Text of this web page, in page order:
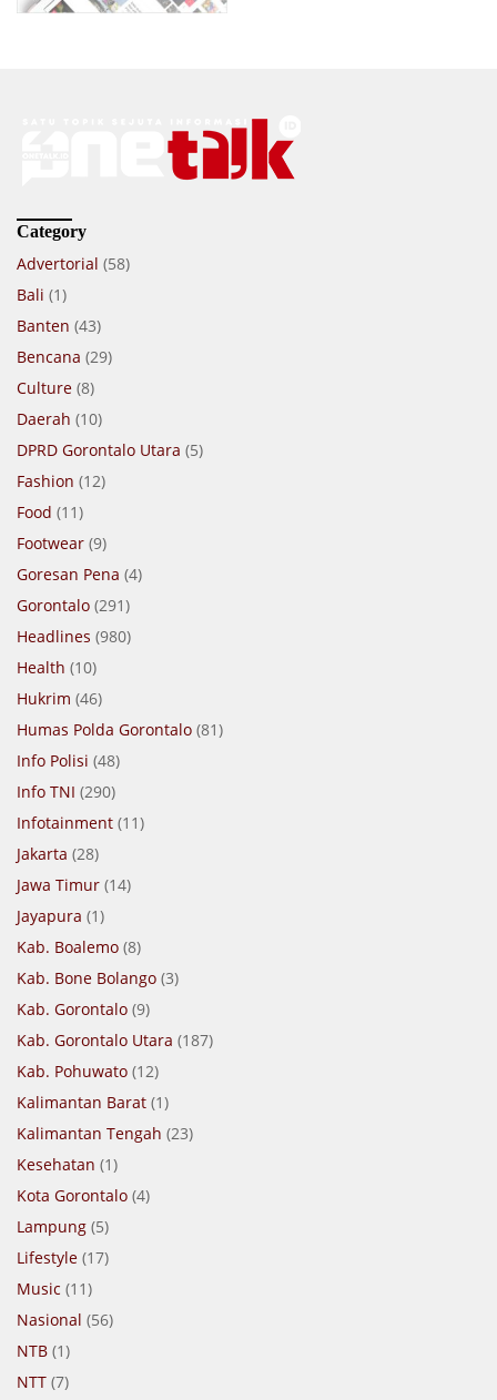
Category
Advertorial (58)
Bali (1)
Banten (43)
Bencana (29)
Culture (8)
Daerah (10)
DPRD Gorontalo Utara (5)
Fashion (12)
Food (11)
Footwear (9)
Goresan Pena (4)
Gorontalo (291)
Headlines (980)
Health (10)
Hukrim (46)
Humas Polda Gorontalo (81)
Info Polisi (48)
Info TNI (290)
Infotainment (11)
Jakarta (28)
Jawa Timur (14)
Jayapura (1)
Kab. Boalemo (8)
Kab. Bone Bolango (3)
Kab. Gorontalo (9)
Kab. Gorontalo Utara (187)
Kab. Pohuwato (12)
Kalimantan Barat (1)
Kalimantan Tengah (23)
Kesehatan (1)
Kota Gorontalo (4)
Lampung (5)
Lifestyle (17)
Music (11)
Nasional (56)
NTB (1)
NTT (7)